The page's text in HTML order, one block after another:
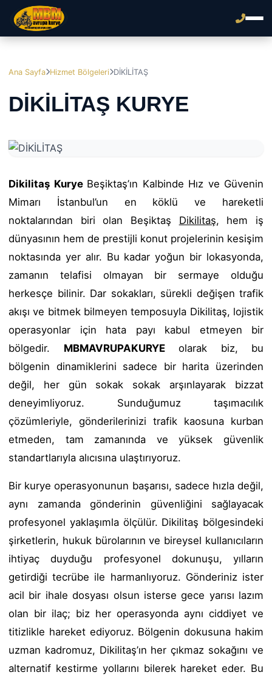
Ana Sayfa Hizmet Bölgeleri DİKİLİTAŞ
DİKİLİTAŞ KURYE
Dikilitaş Kurye Beşiktaş’ın Kalbinde Hız ve Güvenin
Mimarı İstanbul’un en köklü ve hareketli
noktalarından biri olan Beşiktaş Dikilitaş, hem iş
dünyasının hem de prestijli konut projelerinin kesişim
noktasında yer alır. Bu kadar yoğun bir lokasyonda,
zamanın telafisi olmayan bir sermaye olduğu
herkesçe bilinir. Dar sokakları, sürekli değişen trafik
akışı ve bitmek bilmeyen temposuyla Dikilitaş, lojistik
operasyonlar için hata payı kabul etmeyen bir
bölgedir. MBMAVRUPAKURYEolarak biz, bu
bölgenin dinamiklerini sadece bir harita üzerinden
değil, her gün sokak sokak arşınlayarak bizzat
deneyimliyoruz. Sunduğumuz taşımacılık
çözümleriyle, gönderilerinizi trafik kaosuna kurban
etmeden, tam zamanında ve yüksek güvenlik
standartlarıyla alıcısına ulaştırıyoruz.
Bir kurye operasyonunun başarısı, sadece hızla değil,
aynı zamanda gönderinin güvenliğini sağlayacak
profesyonel yaklaşımla ölçülür. Dikilitaş bölgesindeki
şirketlerin, hukuk bürolarının ve bireysel kullanıcıların
ihtiyaç duyduğu profesyonel dokunuşu, yılların
getirdiği tecrübe ile harmanlıyoruz. Gönderiniz ister
acil bir ihale dosyası olsun isterse gece yarısı lazım
olan bir ilaç; biz her operasyonda aynı ciddiyet ve
titizlikle hareket ediyoruz. Bölgenin dokusuna hakim
uzman kadromuz, Dikilitaş’ın her çıkmaz sokağını ve
alternatif kestirme yollarını bilerek hareket eder. Bu